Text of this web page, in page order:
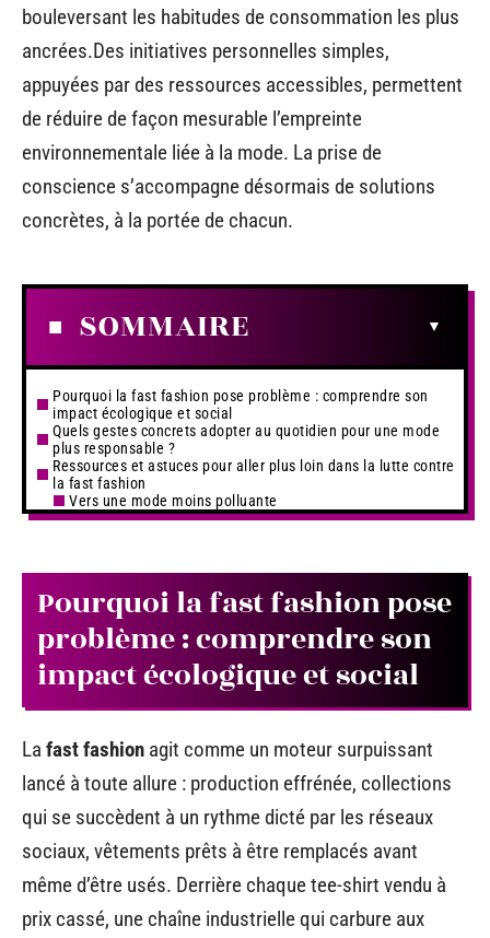
bouleversant les habitudes de consommation les plus
ancrées.Des initiatives personnelles simples,
appuyées par des ressources accessibles, permettent
de réduire de façon mesurable l’empreinte
environnementale liée à la mode. La prise de
conscience s’accompagne désormais de solutions
concrètes, à la portée de chacun.
SOMMAIRE
Pourquoi la fast fashion pose problème : comprendre son
impact écologique et social
Quels gestes concrets adopter au quotidien pour une mode
plus responsable ?
Ressources et astuces pour aller plus loin dans la lutte contre
la fast fashion
Vers une mode moins polluante
Pourquoi la fast fashion pose
problème : comprendre son
impact écologique et social
La fast fashion agit comme un moteur surpuissant
lancé à toute allure : production effrénée, collections
qui se succèdent à un rythme dicté par les réseaux
sociaux, vêtements prêts à être remplacés avant
même d’être usés. Derrière chaque tee-shirt vendu à
prix cassé, une chaîne industrielle qui carbure aux